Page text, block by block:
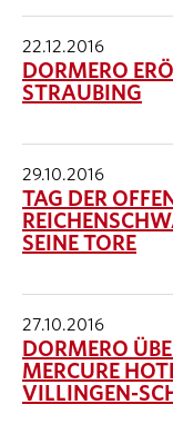
22.12.2016
DORMERO
STRAUBING
29.10.2016
TAG DER
SEINE TORE
27.10.2016
DORMERO
MERCURE
VILLINGEN-